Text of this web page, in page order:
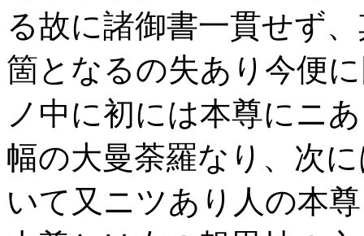
る故に諸御書一貫せず
箇となるの失あり今便
ノ中に初には本尊にニ
幅の大曼荼羅なり、次
いて又ニツあり人の本